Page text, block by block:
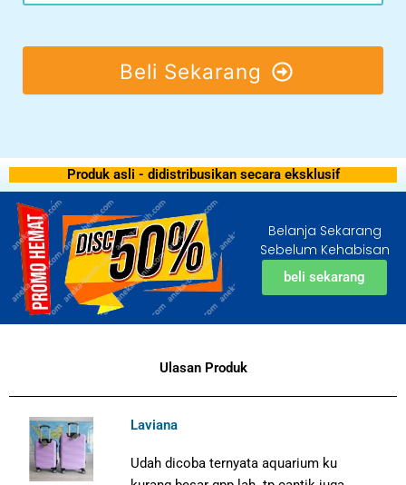
Beli Sekarang
Produk asli - didistribusikan secara eksklusif
Belanja Sekarang
Sebelum Kehabisan
beli sekarang
Ulasan Produk
Laviana
Udah dicoba ternyata aquarium ku